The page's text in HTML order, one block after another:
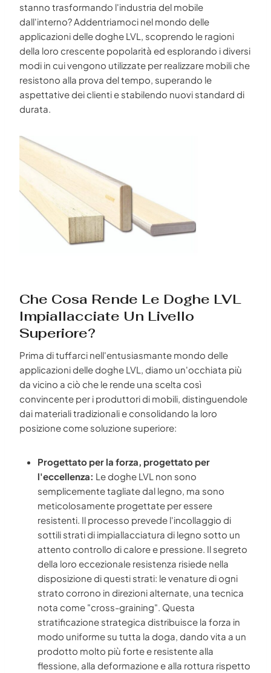
stanno trasformando l'industria del mobile
dall'interno? Addentriamoci nel mondo delle
applicazioni delle doghe LVL, scoprendo le ragioni
della loro crescente popolarità ed esplorando i diversi
modi in cui vengono utilizzate per realizzare mobili che
resistono alla prova del tempo, superando le
aspettative dei clienti e stabilendo nuovi standard di
durata.
Che Cosa Rende Le Doghe LVL
Impiallacciate Un Livello
Superiore?
Prima di tuffarci nell'entusiasmante mondo delle
applicazioni delle doghe LVL, diamo un'occhiata più
da vicino a ciò che le rende una scelta così
convincente per i produttori di mobili, distinguendole
dai materiali tradizionali e consolidando la loro
posizione come soluzione superiore:
Progettato per la forza, progettato per
l'eccellenza: Le doghe LVL non sono
semplicemente tagliate dal legno, ma sono
meticolosamente progettate per essere
resistenti. Il processo prevede l'incollaggio di
sottili strati di impiallacciatura di legno sotto un
attento controllo di calore e pressione. Il segreto
della loro eccezionale resistenza risiede nella
disposizione di questi strati: le venature di ogni
strato corrono in direzioni alternate, una tecnica
nota come "cross-graining". Questa
stratificazione strategica distribuisce la forza in
modo uniforme su tutta la doga, dando vita a un
prodotto molto più forte e resistente alla
flessione, alla deformazione e alla rottura rispetto